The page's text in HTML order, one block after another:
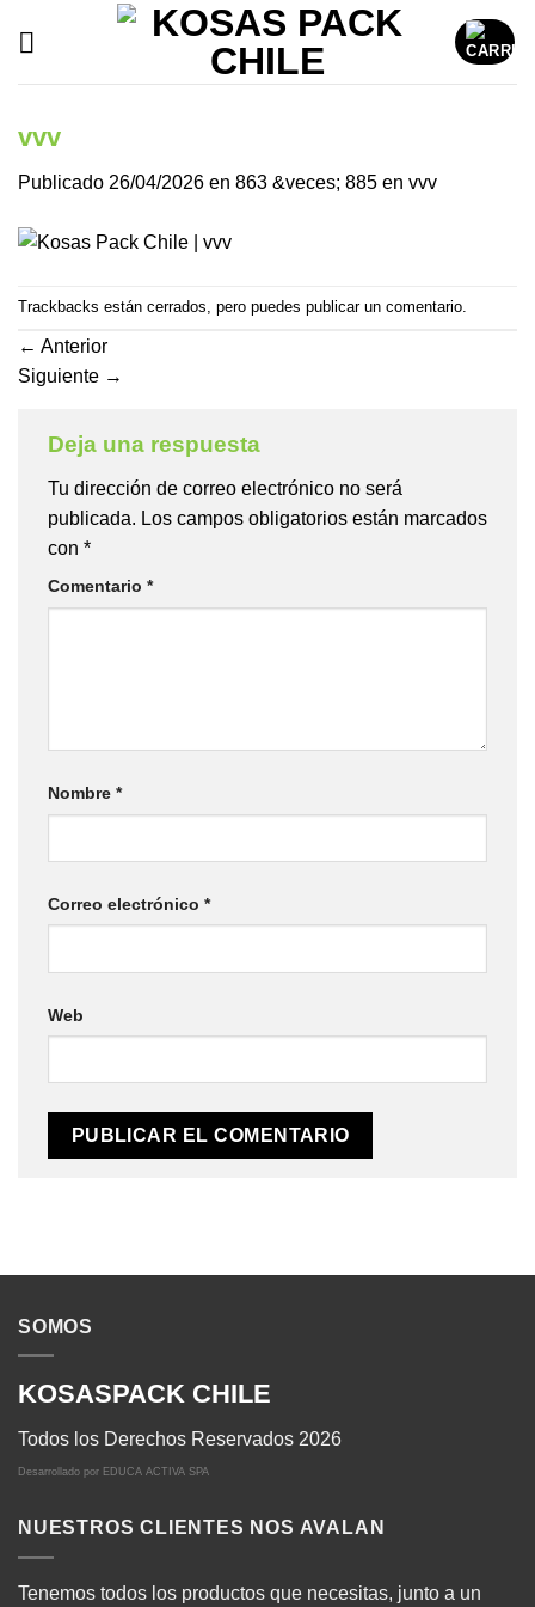
vvv
Publicado 26/04/2026 en 863 &veces; 885 en vvv
Trackbacks están cerrados, pero puedes publicar un comentario
← Anterior
Siguiente →
Deja una respuesta
Tu dirección de correo electrónico no será
publicada. Los campos obligatorios están marcados
con *
Comentario *
Nombre *
Correo electrónico *
Web
SOMOS
KOSASPACK CHILE
Todos los Derechos Reservados 2026
Desarrollado por EDUCA ACTIVA SPA
NUESTROS CLIENTES NOS AVALAN
Tenemos todos los productos que necesitas, junto a un